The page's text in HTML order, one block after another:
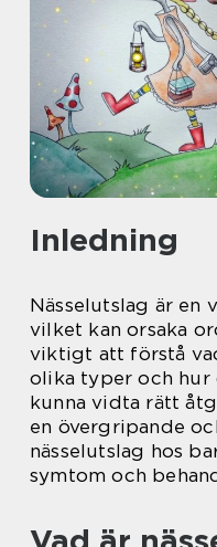
Inledning
Nässelutslag är en
vilket kan orsaka
viktigt att förstå
olika typer och
kunna vidta rätt
en övergripande
nässelutslag hos
symtom och